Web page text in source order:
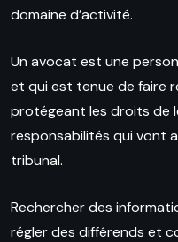
domaine d’activité.
Un avocat est une
et qui est tenue de faire
protégeant les droits de
responsabilités qui vont
tribunal.
Rechercher des
régler des différends et